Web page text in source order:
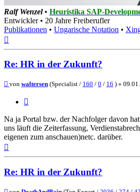
Ralf Wenzel• Heuristika SAP-
Entwickler • 20 Jahre Freiberufler
Publikationen • Ungarische Notation •
Re: HR in der Zukunft?
Beitrag
von waltersen (Specialist / 160 / 0 / 16 ) »
Na ja Portal bzw. der Nachfolger davon
uns läuft die Zeiterfassung,
eigenen zum anschauen)netc. darüber.
Re: HR in der Zukunft?
Beitrag